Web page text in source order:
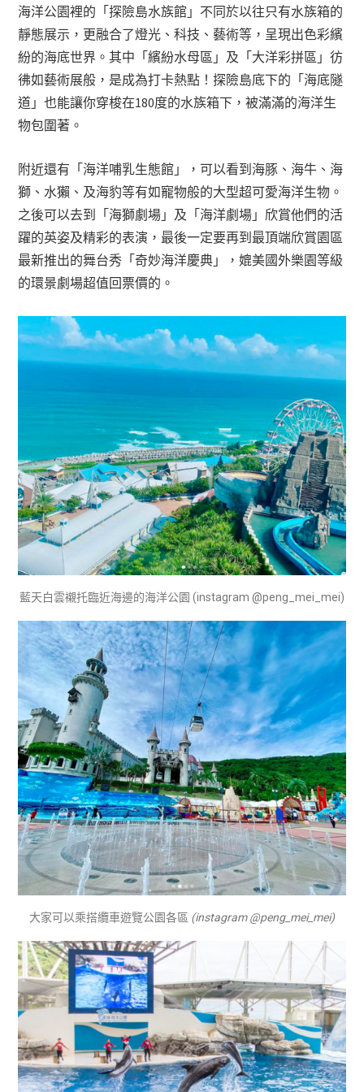
海洋公園裡的「探險島水族館」不同於以往只有水族箱的
靜態展示，更融合了燈光、科技、藝術等，呈現出色彩繽
紛的海底世界。其中「繽紛水母區」及「大洋彩拼區」彷
彿如藝術展般，是成為打卡熱點！探險島底下的「海底隧
道」也能讓你穿梭在180度的水族箱下，被滿滿的海洋生
物包圍著。
附近還有「海洋哺乳生態館」，可以看到海豚、海牛、海
獅、水獺、及海豹等有如寵物般的大型超可愛海洋生物。
之後可以去到「海獅劇場」及「海洋劇場」欣賞他們的活
躍的英姿及精彩的表演，最後一定要再到最頂端欣賞園區
最新推出的舞台秀「奇妙海洋慶典」，媲美國外樂園等級
的環景劇場超值回票價的。
藍天白雲襯托臨近海邊的海洋公園 (instagram @peng_mei_mei)
大家可以乘搭纜車遊覽公園各區 (instagram @peng_mei_mei)